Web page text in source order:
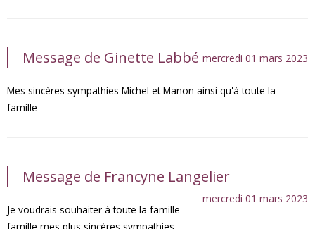
Message de Ginette Labbé mercredi 01 mars 2023
Mes sincères sympathies Michel et Manon ainsi qu'à toute la
famille
Message de Francyne Langelier
mercredi 01 mars 2023
Je voudrais souhaiter à toute la famille